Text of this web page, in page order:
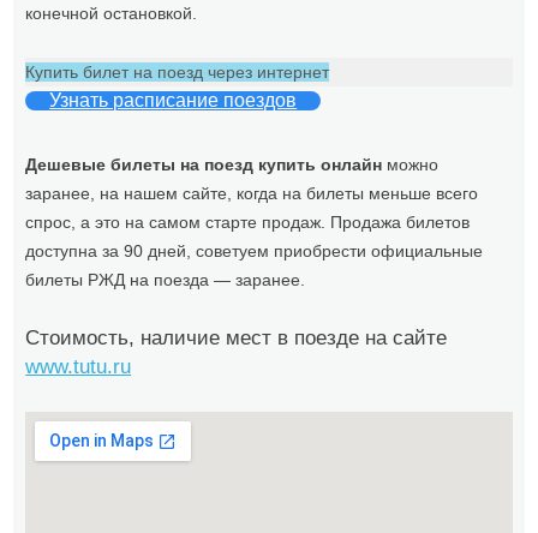
конечной остановкой.
Купить билет на поезд через интернет
Узнать расписание поездов
Дешевые билеты на поезд купить онлайн можно
заранее, на нашем сайте, когда на билеты меньше всего
спрос, а это на самом старте продаж. Продажа билетов
доступна за 90 дней, советуем приобрести официальные
билеты РЖД на поезда — заранее.
Стоимость, наличие мест в поезде на сайте
www.tutu.ru